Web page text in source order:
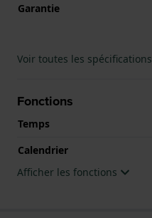
Garantie
Voir toutes les spécifications
Fonctions
Temps
Calendrier
Afficher les fonctions